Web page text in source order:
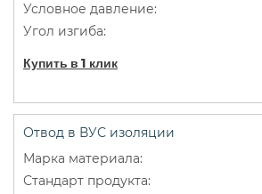
Купить в 1 клик
Отвод в ВУС изоляции